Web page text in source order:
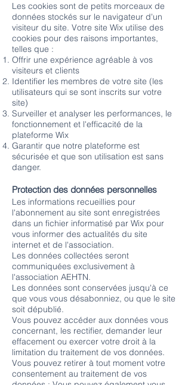
Les cookies sont de petits morceaux de
données stockés sur le navigateur d'un
visiteur du site. Votre site Wix utilise des
cookies pour des raisons importantes,
telles que :
Offrir une expérience agréable à vos
visiteurs et clients
Identifier les membres de votre site (les
utilisateurs qui se sont inscrits sur votre
site)
Surveiller et analyser les performances, le
fonctionnement et l'efficacité de la
plateforme Wix
Garantir que notre plateforme est
sécurisée et que son utilisation est sans
danger.
Protection des données personnelles
Les informations recueillies pour
l'abonnement au site sont enregistrées
dans un fichier informatisé par Wix pour
vous informer des actualités du site
internet et de l'association.
Les données collectées seront
communiquées exclusivement à
l'association AEHTN.
Les données sont conservées jusqu'à ce
que vous vous désabonniez, ou que le site
soit dépublié.
Vous pouvez accéder aux données vous
concernant, les rectifier, demander leur
effacement ou exercer votre droit à la
limitation du traitement de vos données.
Vous pouvez retirer à tout moment votre
consentement au traitement de vos